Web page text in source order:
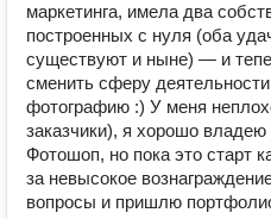
маркетинга, имела два
построенных с нуля (оба
существуют и ныне) — и
сменить сферу
фотографию :) У меня
заказчики), я хорошо
Фотошоп, но пока это старт
за невысокое
вопросы и пришлю